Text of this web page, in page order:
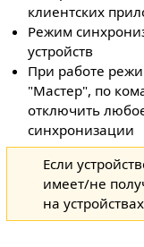
клиентских
Режим
устройств
При работе
"Мастер", по
отключить
синхронизации
Если
имеет/не
на